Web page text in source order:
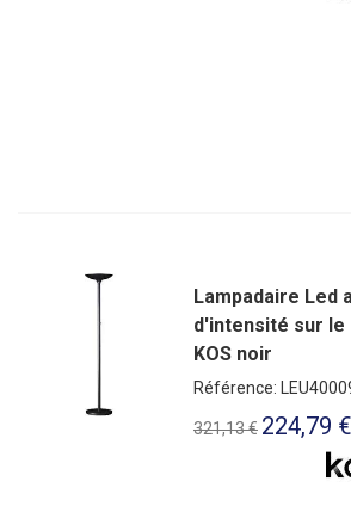
Lampadaire Led
d'intensité sur le
KOS noir
Référence:
321,13 € 224,79 €